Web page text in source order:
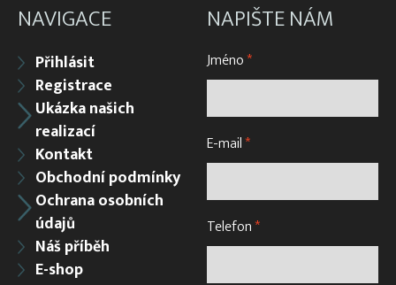
NAVIGACE
Přihlásit
Registrace
Ukázka našich
realizací
Kontakt
Obchodní podmínky
Ochrana osobních
údajů
Náš příběh
E-shop
NAPIŠTE NÁM
Jméno*
E-mail*
Telefon*